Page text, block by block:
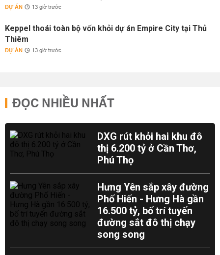
DỰ ÁN 13 giờ trước
Keppel thoái toàn bộ vốn khỏi dự án Empire City tại Thủ
Thiêm
DỰ ÁN 13 giờ trước
ĐỌC NHIỀU NHẤT
DXG rút khỏi hai khu đô
thị 6.200 tỷ ở Cần Thơ,
Phú Thọ
Hưng Yên sắp xây đường
Phố Hiến - Hưng Hà gần
16.500 tỷ, bố trí tuyến
đường sắt đô thị chạy
song song